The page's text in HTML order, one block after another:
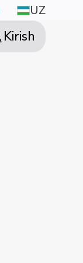
UZ
Kirish